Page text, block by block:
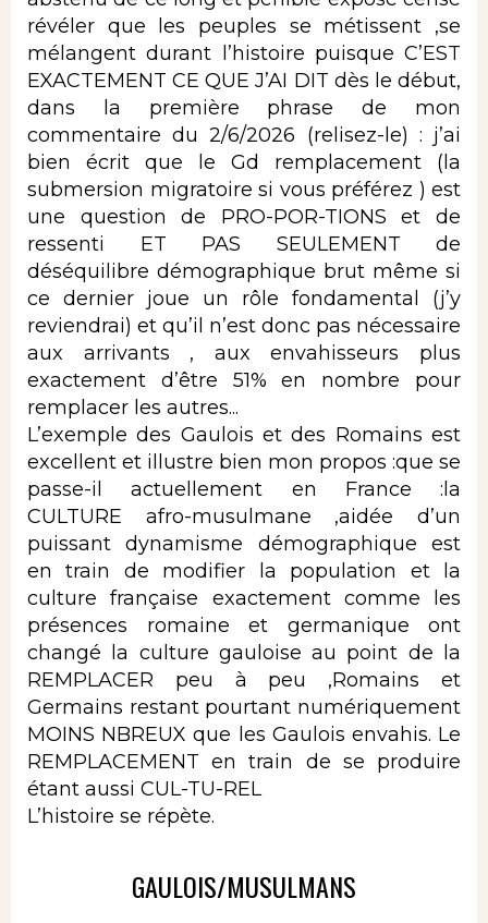
révéler que les peuples se métissent ,se
mélangent durant l’histoire puisque C’EST
EXACTEMENT CE QUE J’AI DIT dès le début,
dans la première phrase de mon
commentaire du 2/6/2026 (relisez-le) : j’ai
bien écrit que le Gd remplacement (la
submersion migratoire si vous préférez ) est
une question de PRO-POR-TIONS et de
ressenti ET PAS SEULEMENT de
déséquilibre démographique brut même si
ce dernier joue un rôle fondamental (j’y
reviendrai) et qu’il n’est donc pas nécessaire
aux arrivants , aux envahisseurs plus
exactement d’être 51% en nombre pour
remplacer les autres...
L’exemple des Gaulois et des Romains est
excellent et illustre bien mon propos :que se
passe-il actuellement en France :la
CULTURE afro-musulmane ,aidée d’un
puissant dynamisme démographique est
en train de modifier la population et la
culture française exactement comme les
présences romaine et germanique ont
changé la culture gauloise au point de la
REMPLACER peu à peu ,Romains et
Germains restant pourtant numériquement
MOINS NBREUX que les Gaulois envahis. Le
REMPLACEMENT en train de se produire
étant aussi CUL-TU-REL
L’histoire se répète.
GAULOIS/MUSULMANS